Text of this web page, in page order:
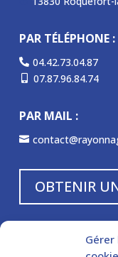
PAR TÉLÉPHONE :
 04.42.73.04.87
 07.87.96.84.74
PAR MAIL :

OBTENIR
NOS HORAIRES :